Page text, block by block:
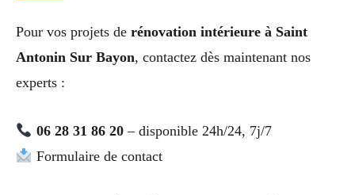
Pour vos projets de rénovation intérieure à Saint
Antonin Sur Bayon, contactez dès maintenant nos
experts :
06 28 31 86 20– disponible 24h/24, 7j/7
Formulaire de contact